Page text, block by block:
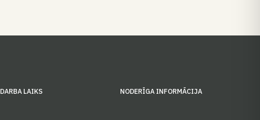
DARBA LAIKS NODERĪGA INFORMĀCIJA